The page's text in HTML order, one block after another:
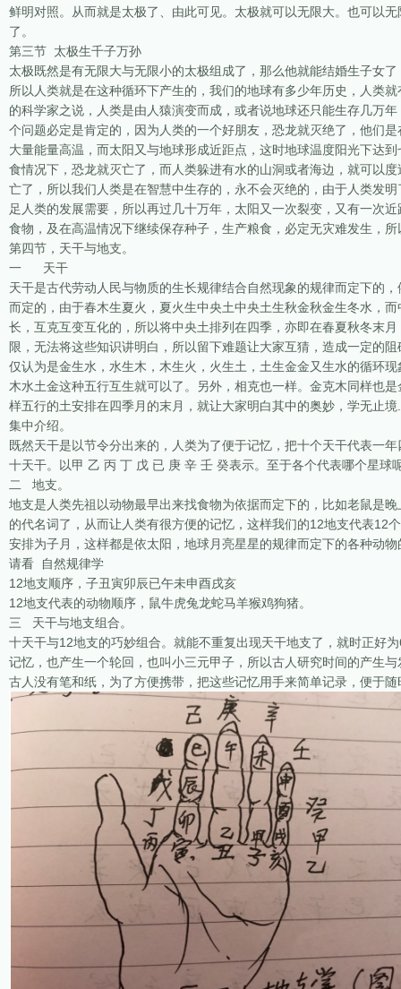
鲜明对照。从而就是太极了、由此可见。太极就可以无限大。也可以
了。
第三节 太极生千子万孙
太极既然是有无限大与无限小的太极组成了，那么他就能结婚生子女
所以人类就是在这种循环下产生的，我们的地球有多少年历史，人类
的科学家之说，人类是由人猿演变而成，或者说地球还只能生存几万
个问题必定是肯定的，因为人类的一个好朋友，恐龙就灭绝了，他们
大量能量高温，而太阳又与地球形成近距点，这时地球温度阳光下
食情况下，恐龙就灭亡了，而人类躲进有水的山洞或者海边，就可以
亡了，所以我们人类是在智慧中生存的，永不会灭绝的，由于人类发
足人类的发展需要，所以再过几十万年，太阳又一次裂变，又有一次
食物，及在高温情况下继续保存种子，生产粮食，必定无灾难发生，
第四节，天干与地支。
一 天干
天干是古代劳动人民与物质的生长规律结合自然现象的规律而定下的
而定的，由于春木生夏火，夏火生中央土中央土生秋金秋金生冬水，
长，互克互变互化的，所以将中央土排列在四季，亦即在春夏秋冬末
限，无法将这些知识讲明白，所以留下难题让大家互猜，造成一定的
仅认为是金生水，水生木，木生火，火生土，土生金金又生水的循环
木水土金这种五行互生就可以了。另外，相克也一样。金克木同样也
样五行的土安排在四季月的末月，就让大家明白其中的奥妙，学无止
集中介绍。
既然天干是以节令分出来的，人类为了便于记忆，把十个天干代表一
十天干。以甲 乙 丙 丁 戊 已 庚 辛 壬 癸表示。至于各个代表哪个星球
二 地支。
地支是人类先祖以动物最早出来找食物为依据而定下的，比如老鼠是
的代名词了，从而让人类有很方便的记忆，这样我们的12地支代表12
安排为子月，这样都是依太阳，地球月亮星星的规律而定下的各种动
请看 自然规律学
12地支顺序，子丑寅卯辰已午未申酉戌亥
12地支代表的动物顺序，鼠牛虎兔龙蛇马羊猴鸡狗猪。
三 天干与地支组合。
十天干与12地支的巧妙组合。就能不重复出现天干地支了，就时正好
记忆，也产生一个轮回，也叫小三元甲子，所以古人研究时间的产生
古人没有笔和纸，为了方便携带，把这些记忆用手来简单记录，便于